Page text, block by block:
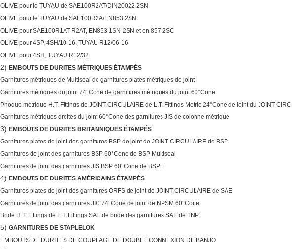
OLIVE pour le TUYAU de SAE100R2AT/DIN20022 2SN
OLIVE pour le TUYAU de SAE100R2A/EN853 2SN
OLIVE pour SAE100R1AT-R2AT, EN853 1SN-2SN et en 857 2SC
OLIVE pour 4SP, 4SH/10-16, TUYAU R12/06-16
OLIVE pour 4SH, TUYAU R12/32
2) EMBOUTS DE DURITES MÉTRIQUES ÉTAMPÉS
Garnitures métriques de Multiseal de garnitures plates métriques de joint
Garnitures métriques du joint 74°Cone de garnitures métriques du joint 60°Cone
Phoque métrique H.T. Fittings de JOINT CIRCULAIRE de L.T. Fittings Metric 24°Cone de joint du JOINT
Garnitures métriques droites du joint 60°Cone des garnitures JIS de colonne métrique
3) EMBOUTS DE DURITES BRITANNIQUES ÉTAMPÉS
Garnitures plates de joint des garnitures BSP de joint de JOINT CIRCULAIRE de BSP
Garnitures de joint des garnitures BSP 60°Cone de BSP Multiseal
Garnitures de joint des garnitures JIS BSP 60°Cone de BSPT
4) EMBOUTS DE DURITES AMÉRICAINS ÉTAMPÉS
Garnitures plates de joint des garnitures ORFS de joint de JOINT CIRCULAIRE de SAE
Garnitures de joint des garnitures JIC 74°Cone de joint de NPSM 60°Cone
Bride H.T. Fittings de L.T. Fittings SAE de bride des garnitures SAE de TNP
5) GARNITURES DE STAPLELOK
EMBOUTS DE DURITES DE COUPLAGE DE DOUBLE CONNEXION DE BANJO